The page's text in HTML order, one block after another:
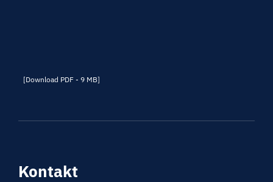
[Download PDF - 9 MB]
Kontakt